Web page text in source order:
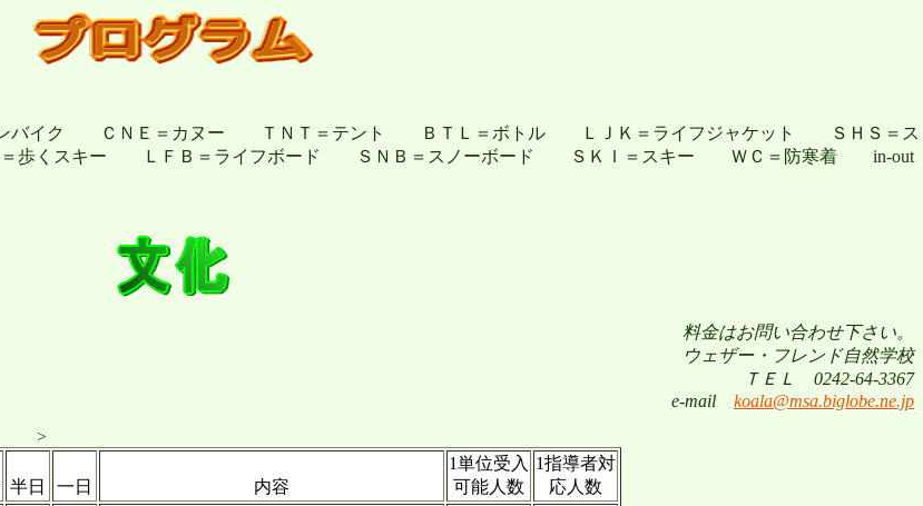
バイク ＣＮＥ＝カヌー ＴＮＴ＝テント ＢＴＬ＝ボトル ＬＪＫ＝ライフジャケット ＳＨＳ＝ス
＝歩くスキー ＬＦＢ＝ライフボード ＳＮＢ＝スノーボード ＳＫＩ＝スキー ＷＣ＝防寒着 in-out
>
半日 一日 内容
1単位受入
可能人数
1指導者対
応人数
料金はお問い合わせ下さい。
ウェザー・フレンド自然学校
ＴＥＬ 0242-64-3367
e-mail koala@msa.biglobe.ne.jp